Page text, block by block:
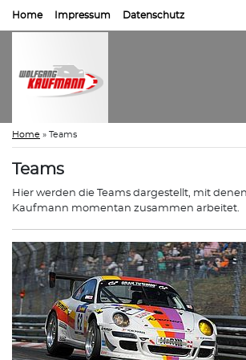
Home Impressum Datenschutz
Home » Teams
Teams
Hier werden die Teams dargestellt, mit
Kaufmann momentan zusammen arbeitet.